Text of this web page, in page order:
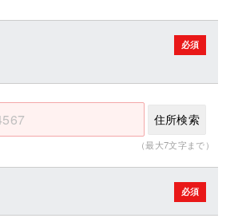
（最大7文字まで）
住所検索